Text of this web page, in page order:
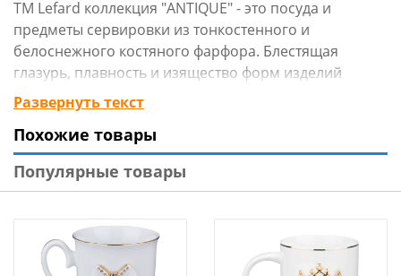
TM Lefard коллекция "ANTIQUE" - это посуда и
предметы сервировки из тонкостенного и
белоснежного костяного фарфора. Блестящая
глазурь, плавность и изящество форм изделий
радуют глаз. Красивые маки, тонкие рельефные
линии, прозрачность фарфора делают цветы
живыми и объемными. Предметы коллекции
впишутся в любой интерьер. Это прекрасный
подарок для самых любимых, дорогих и близких.
для повседневного использования.
Посуда прошла сертификацию, безопасна для
Развернуть текст
Похожие товары
Популярные товары